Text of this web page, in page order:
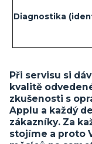
Diagnostika
Při servisu si
kvalitě
zkušenosti s
Applu a každý
zákazníky. Za
stojíme a proto